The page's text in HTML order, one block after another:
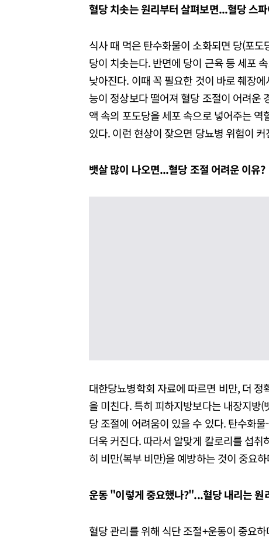
혈당 치솟는 원리부터 살펴보면...혈당 스
식사 때 먹은 탄수화물이 소화되면 당(포
당이 치솟는다. 반면에 당이 근육 등 세포
낮아진다. 이때 꼭 필요한 것이 바로 췌장
능이 정상보다 떨어져 혈당 조절이 어려운
액 속의 포도당을 세포 속으로 넣어주는
있다. 이런 현상이 잦으면 당뇨병 위험이 커
뱃살 많이 나오면...혈당 조절 어려운 이유?
대한당뇨병학회 자료에 따르면 비만, 더
을 미친다. 특히 피하지방보다는 내장지방
당 조절에 어려움이 있을 수 있다. 탄수화
더욱 커진다. 따라서 알맞게 칼로리를 섭
히 비만(복부 비만)을 예방하는 것이 중요
운동 "이렇게 중요했나?"...혈당 내리는 원
혈당 관리를 위해 식단 조절+운동이 중요